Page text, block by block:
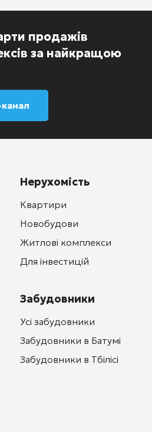
продажів
за найкращою
Нерухомість
Квартири
Новобудови
Житлові комплекси
Для інвестицій
Забудовники
Усі забудовники
Забудовники в Батумі
Забудовники в Тбілісі